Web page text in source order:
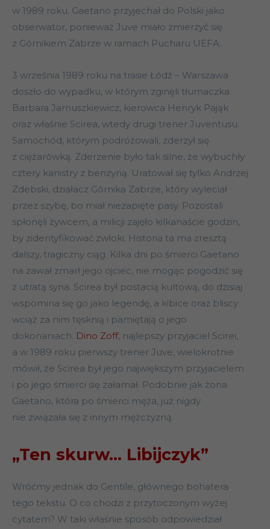
w 1989 roku. Gaetano przyjechał do Polski jako
obserwator, ponieważ Juve miało zmierzyć się
z Górnikiem Zabrze w ramach Pucharu UEFA.
3 września 1989 roku na trasie Łódź – Warszawa
doszło do wypadku, w którym zginęli tłumaczka
Barbara Jarnuszkiewicz, kierowca Henryk Pająk
oraz właśnie Scirea, wtedy drugi trener Juventusu.
Samochód, którym podróżowali, zderzył się
z ciężarówką. Zderzenie było tak silne, że wybuchły
cztery kanistry z benzyną. Uratował się tylko Andrzej
Zdebski, działacz Górnika Zabrze, który wyleciał
przez szybę, bo miał niezapięte pasy. Pozostali
spłonęli żywcem, a milicji zajęło kilkanaście godzin,
by zidentyfikować zwłoki. Historia ta ma zresztą
dalszy, tragiczny ciąg. Kilka dni po śmierci Gaetano
na zawał zmarł jego ojciec, nie mogąc pogodzić się
z utratą syna. Scirea był postacią kultową, do dzisiaj
wspomina się go jako legendę, a kibice oraz bliscy
wciąż za nim tęsknią i pamiętają o jego
dokonaniach. Dino Zoff, najlepszy przyjaciel Scirei,
a w 1989 roku pierwszy trener Juve, wielokrotnie
mówił, że Scirea był jego największym przyjacielem
i po jego śmierci się załamał. Podobnie jak żona
Gaetano, która po śmierci męża, już nigdy
nie związała się z innym mężczyzną.
„Ten skurw… Libijczyk”
Wróćmy jednak do Gentile, głównego bohatera
tego tekstu. O co chodzi z przytoczonym wyżej
cytatem? W taki właśnie sposób odpowiedział